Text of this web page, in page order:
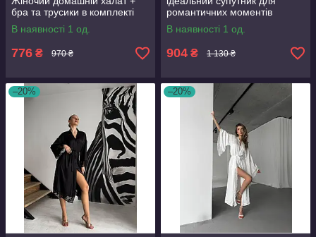
бра та трусики в комплекті
В наявності 1 од.
776 ₴ 970 ₴
романтичних моментів
В наявності 1 од.
904 ₴ 1 130 ₴
–20% –20%